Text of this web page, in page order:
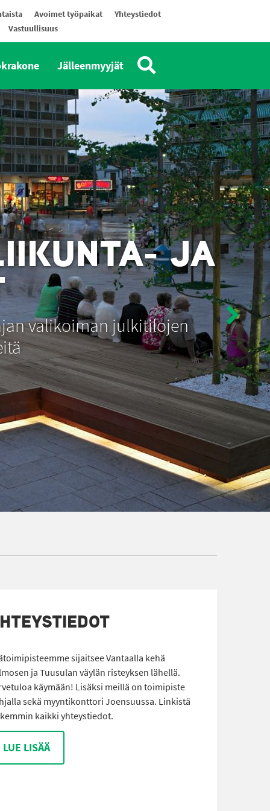
Avoimet työpaikat
Yhteystiedot
Vastuullisuus
Jälleenmyyjät
JA
valikoiman julkitilojen
sijaitsee Vantaalla kehä
ja Tuusulan väylän risteyksen lähellä.
käymään! Lisäksi meillä on toimipiste
sekä myyntikonttori Joensuussa. Linkistä
kaikki yhteystiedot.
LUE LISÄÄ